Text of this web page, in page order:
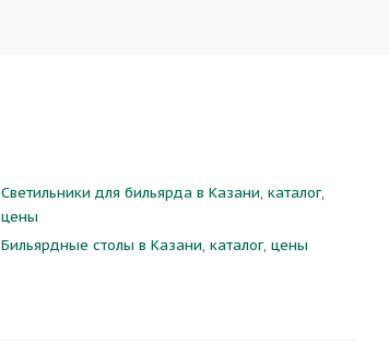
Светильники для бильярда в Казани, каталог,
цены
Бильярдные столы в Казани, каталог, цены